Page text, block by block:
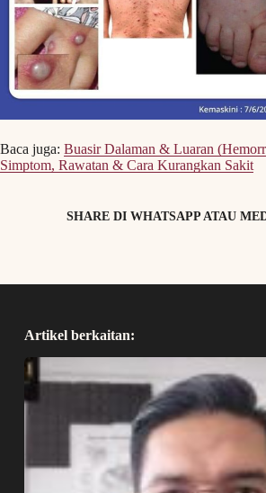
Baca juga: Buasir Dalaman & Luaran
Simptom, Rawatan & Cara Kurangkan Sakit
SHARE DI WHATSAPP ATAU
Artikel berkaitan: